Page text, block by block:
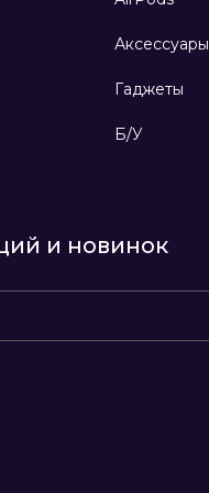
Аксессуары
Гаджеты
Б/У
и новинок